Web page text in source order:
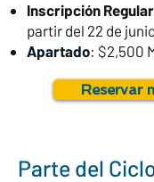
Inscripción Regular
partir del 22 de
Apartado: $2,500
Reservar
Parte del